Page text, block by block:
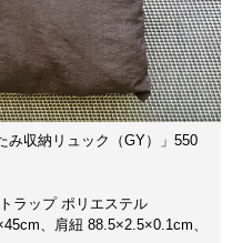
み収納リュック（GY）」550
ラップ ポリエステル
、肩紐 88.5×2.5×0.1cm、